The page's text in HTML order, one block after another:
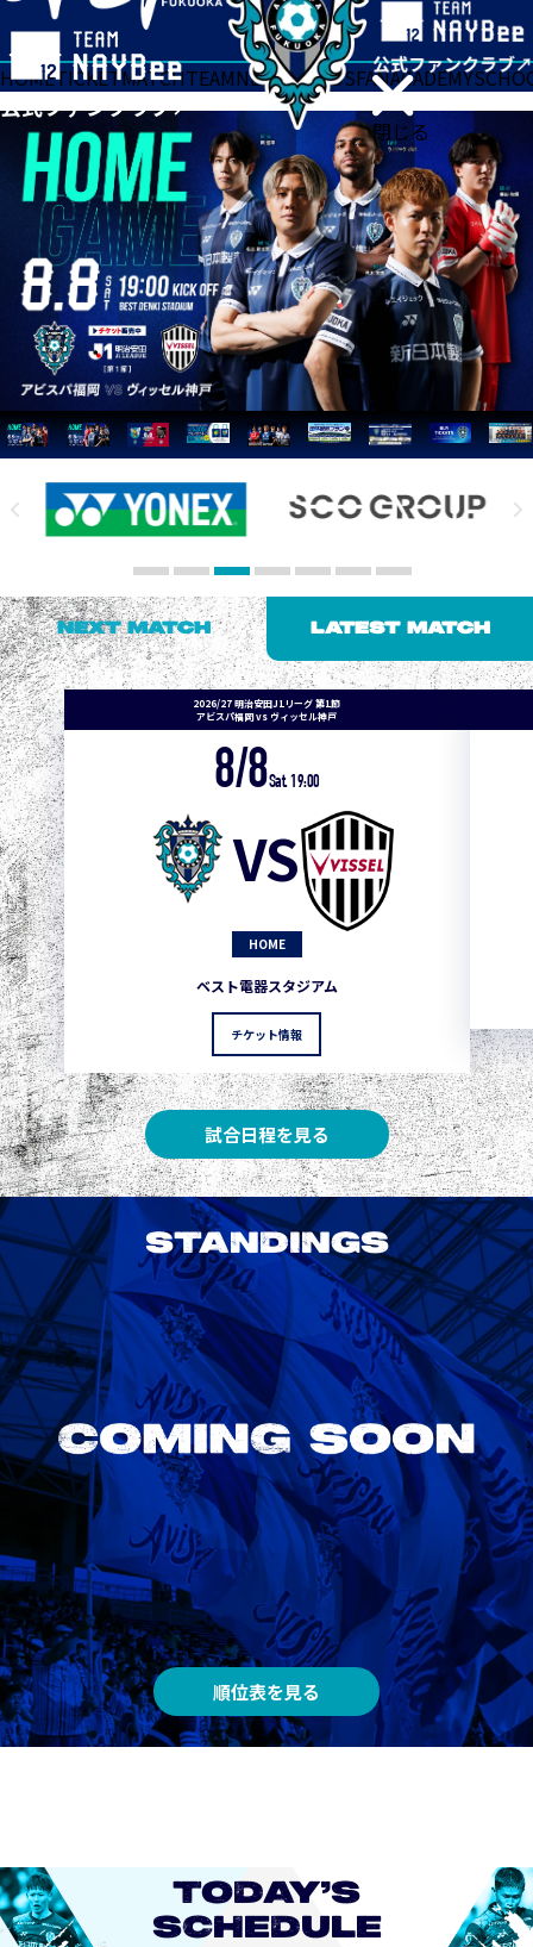
閉じる
HOMETICKETMATCHTEAMNEWSGOODSFANACADEMY
NEXT MATCH LATEST MATCH
2026/27 明治安田J1リーグ 第1節
アビスパ福岡 vs ヴィッセル神戸
8/8Sat. 19:00
VS
HOME
ベスト電器スタジアム
チケット情報
試合日程を見る
STANDINGS
順位表を見る
TODAY’S
SCHEDULE